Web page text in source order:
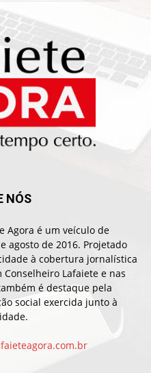
NÓS
Agora é um veículo de
agosto de 2016. Projetado
à cobertura jornalística
Lafaiete e nas
é destaque pela
social exercida junto à